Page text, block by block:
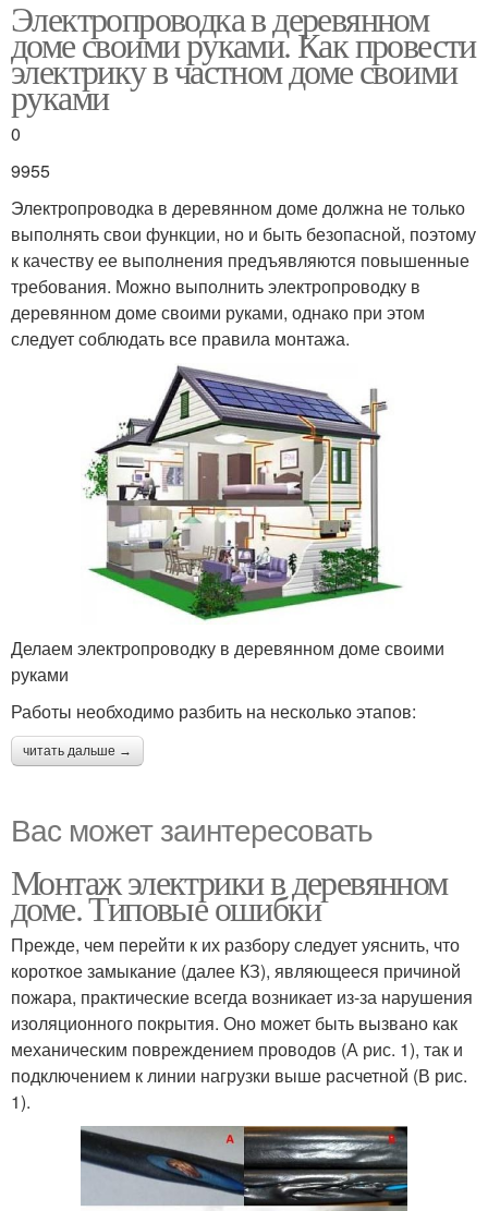
Электропроводка в деревянном
доме своими руками. Как провести
электрику в частном доме своими
руками
0
9955
Электропроводка в деревянном доме должна не только
выполнять свои функции, но и быть безопасной, поэтому
к качеству ее выполнения предъявляются повышенные
требования. Можно выполнить электропроводку в
деревянном доме своими руками, однако при этом
следует соблюдать все правила монтажа.
Делаем электропроводку в деревянном доме своими
руками
Работы необходимо разбить на несколько этапов:
читать дальше →
Вас может заинтересовать
Монтаж электрики в деревянном
доме. Типовые ошибки
Прежде, чем перейти к их разбору следует уяснить, что
короткое замыкание (далее КЗ), являющееся причиной
пожара, практические всегда возникает из-за нарушения
изоляционного покрытия. Оно может быть вызвано как
механическим повреждением проводов (А рис. 1), так и
подключением к линии нагрузки выше расчетной (В рис.
1).